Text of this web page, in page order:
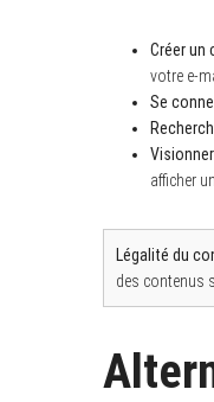
Créer un
votre e-
Se
afficher
Légalité du
des contenus